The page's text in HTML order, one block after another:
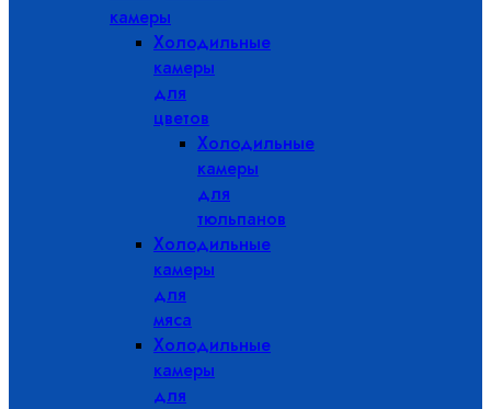
камеры
Холодильные
камеры
для
цветов
Холодильные
камеры
для
тюльпанов
Холодильные
камеры
для
мяса
Холодильные
камеры
для